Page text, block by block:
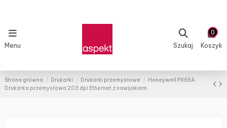
Menu Szukaj
0
Koszyk
Strona główna Drukarki Drukarki przemysłowe
Honeywell PX65A
Drukarka przemysłowa 203 dpi Ethernet z nawijakiem